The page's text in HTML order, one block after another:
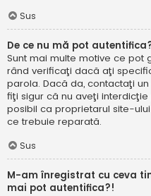
Sus
De ce nu mă pot
Sunt mai multe motive ce pot
rând verificaţi dacă aţi
parola. Dacă da, contactaţi
fiţi sigur că nu aveţi
posibil ca proprietarul site-
ce trebuie reparată.
Sus
M-am înregistrat cu ceva
mai pot autentifica?!